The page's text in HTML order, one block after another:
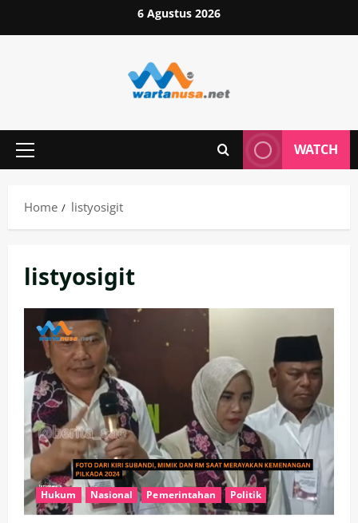
to
6 Agustus 2026
Primary
WATCH
Home listyosigit
listyosigit
Hukum Nasional Pemerintahan Politik